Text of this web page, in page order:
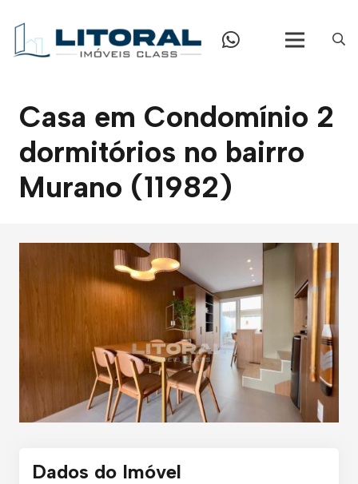
Casa em Condomínio 2
dormitórios no bairro
Murano (11982)
Dados do Imóvel